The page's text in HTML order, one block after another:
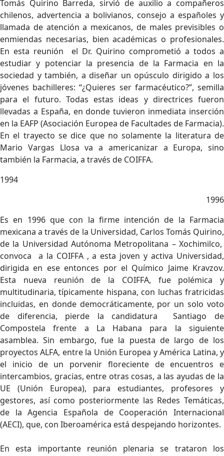
Tomás Quirino Barreda, sirvió de auxilio a compañeros
chilenos, advertencia a bolivianos, consejo a españoles y
llamada de atención a mexicanos, de males previsibles o
enmiendas necesarias, bien académicas o profesionales.
En esta reunión el Dr. Quirino comprometió a todos a
estudiar y potenciar la presencia de la Farmacia en la
sociedad y también, a diseñar un opúsculo dirigido a los
jóvenes bachilleres: “¿Quieres ser farmacéutico?”, semilla
para el futuro. Todas estas ideas y directrices fueron
llevadas a España, en donde tuvieron inmediata inserción
en la EAFP (Asociación Europea de Facultades de Farmacia).
En el trayecto se dice que no solamente la literatura de
Mario Vargas Llosa va a americanizar a Europa, sino
también la Farmacia, a través de COIFFA.
1994
1996
Es en 1996 que con la firme intención de la Farmacia
mexicana a través de la Universidad, Carlos Tomás Quirino,
de la Universidad Autónoma Metropolitana – Xochimilco,
convoca a la COIFFA , a esta joven y activa Universidad,
dirigida en ese entonces por el Químico Jaime Kravzov.
Esta nueva reunión de la COIFFA, fue polémica y
multitudinaria, típicamente hispana, con luchas fratricidas
incluidas, en donde democráticamente, por un solo voto
de diferencia, pierde la candidatura Santiago de
Compostela frente a La Habana para la siguiente
asamblea. Sin embargo, fue la puesta de largo de los
proyectos ALFA, entre la Unión Europea y América Latina, y
el inicio de un porvenir floreciente de encuentros e
intercambios, gracias, entre otras cosas, a las ayudas de la
UE (Unión Europea), para estudiantes, profesores y
gestores, así como posteriormente las Redes Temáticas,
de la Agencia Española de Cooperación Internacional
(AECI), que, con Iberoamérica está despejando horizontes.
En esta importante reunión plenaria se trataron los